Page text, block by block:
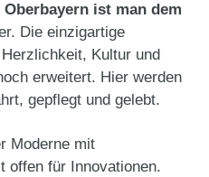
Oberbayern ist man dem
Die einzigartige
Kultur und
erweitert. Hier werden
gepflegt und gelebt.
Moderne mit
offen für Innovationen.